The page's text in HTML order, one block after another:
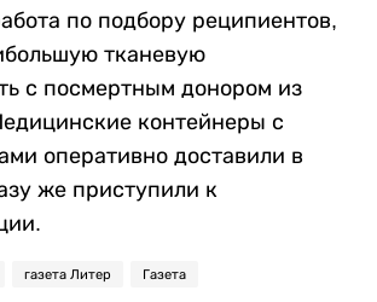
по подбору реципиентов,
тканевую
с посмертным донором из
контейнеры с
оперативно доставили в
же приступили к
газета Литер Газета